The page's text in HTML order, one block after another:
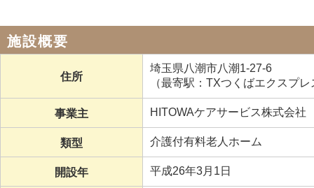
施設概要
住所
埼玉県八潮市八潮1-27-6
（最寄駅：TXつくばエクスプ
事業主 HITOWAケアサービス株式会社
類型 介護付有料老人ホーム
開設年 平成26年3月1日